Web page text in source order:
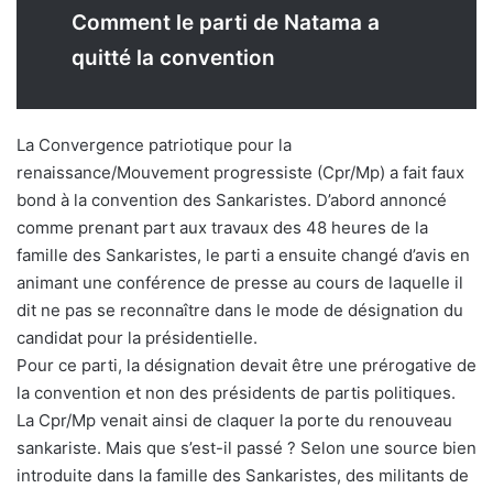
Comment le parti de Natama a
quitté la convention
La Convergence patriotique pour la
renaissance/Mouvement progressiste (Cpr/Mp) a fait faux
bond à la convention des Sankaristes. D’abord annoncé
comme prenant part aux travaux des 48 heures de la
famille des Sankaristes, le parti a ensuite changé d’avis en
animant une conférence de presse au cours de laquelle il
dit ne pas se reconnaître dans le mode de désignation du
candidat pour la présidentielle.
Pour ce parti, la désignation devait être une prérogative de
la convention et non des présidents de partis politiques.
La Cpr/Mp venait ainsi de claquer la porte du renouveau
sankariste. Mais que s’est-il passé ? Selon une source bien
introduite dans la famille des Sankaristes, des militants de